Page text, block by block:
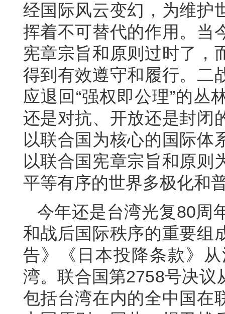
经国际风云变幻，为维护
挥着不可替代的作用。当
宪章宗旨和原则过时了，
得到有效遵守和履行。二
应退回“强权即公理”的丛
还是对抗、开放还是封闭
以联合国为核心的国际体
以联合国宪章宗旨和原则
平等有序的世界多极化和
今年还是台湾光复80周
和战后国际秩序的重要组
告》《日本投降条款》
湾。联合国第2758号决议
包括台湾在内的全中国在